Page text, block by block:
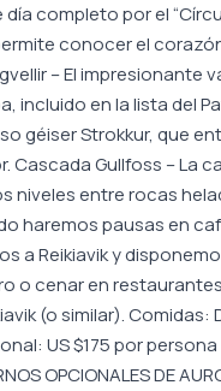
completo por el
conocer el
– El impresionante
incluido en la lista del
géiser Strokkur, que
Cascada Gullfoss – La
niveles entre rocas
haremos pausas en
a Reikiavik y
o cenar en
(o similar). Comidas:
US $175 por persona
OPCIONALES DE